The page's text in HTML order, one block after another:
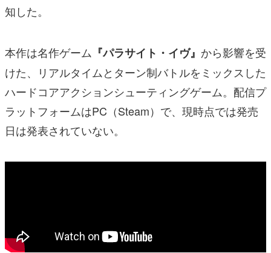
電ファミニコゲーマーとは？
知した。
本作は名作ゲーム 『パラサイト・イヴ』 から影響を受
けた、リアルタイムとターン制バトルをミックスした
ハードコアアクションシューティングゲーム。配信プ
ラットフォームはPC（Steam）で、現時点では発売
日は発表されていない。